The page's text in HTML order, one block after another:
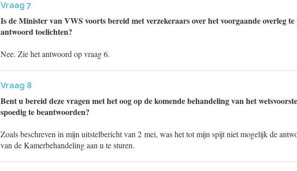
Vraag 7
Is de Minister van VWS voorts bereid met verzekeraars over het voorgaande overleg
antwoord toelichten?
Nee. Zie het antwoord op vraag 6.
Vraag 8
Bent u bereid deze vragen met het oog op de komende behandeling van het
spoedig te beantwoorden?
Zoals beschreven in mijn uitstelbericht van 2 mei, was het tot mijn spijt niet mogelijk de
van de Kamerbehandeling aan u te sturen.